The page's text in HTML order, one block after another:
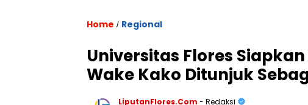
Home / Regional
Universitas Flores
Wake Kako Ditunjuk
LiputanFlores.Com - Redaksi